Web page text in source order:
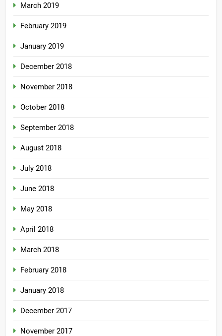
March 2019
February 2019
January 2019
December 2018
November 2018
October 2018
September 2018
August 2018
July 2018
June 2018
May 2018
April 2018
March 2018
February 2018
January 2018
December 2017
November 2017